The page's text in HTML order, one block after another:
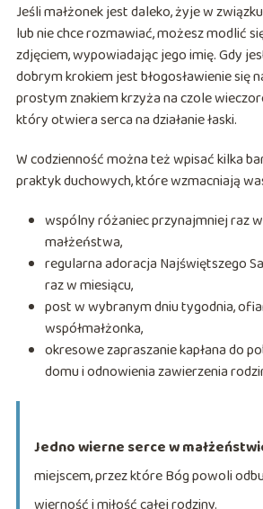
Jeśli małżonek jest daleko, żyje w
lub nie chce rozmawiać, możesz modlić
zdjęciem, wypowiadając jego imię. Gdy
dobrym krokiem jest błogosławienie się
prostym znakiem krzyża na czole
który otwiera serca na działanie łaski.
W codzienność można też wpisać kilka
praktyk duchowych, które wzmacniają
wspólny różaniec przynajmniej raz
małżeństwa,
regularna adoracja Najświętszego
raz w miesiącu,
post w wybranym dniu tygodnia,
współmałżonka,
okresowe zapraszanie kapłana do
domu i odnowienia zawierzenia
Jedno wierne serce w
miejscem, przez które Bóg powoli